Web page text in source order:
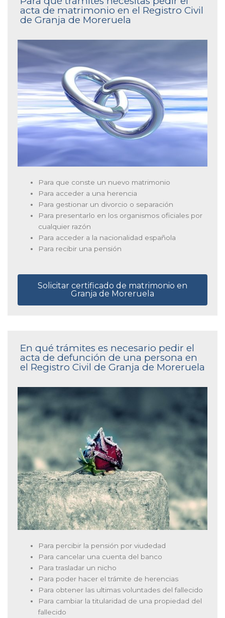
acta de matrimonio en el Registro Civil
de Granja de Moreruela
Para que conste un nuevo matrimonio
Para acceder a una herencia
Para gestionar un divorcio o separación
Para presentarlo en los organismos oficiales por
cualquier razón
Para acceder a la nacionalidad española
Para recibir una pensión
Solicitar certificado de matrimonio en
Granja de Moreruela
En qué trámites es necesario pedir el
acta de defunción de una persona en
el Registro Civil de Granja de Moreruela
Para percibir la pensión por viudedad
Para cancelar una cuenta del banco
Para trasladar un nicho
Para poder hacer el trámite de herencias
Para obtener las ultimas voluntades del fallecido
Para cambiar la titularidad de una propiedad del
fallecido